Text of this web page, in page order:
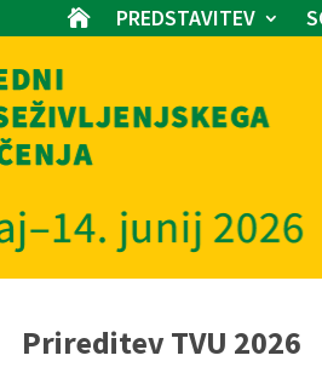
 PREDSTAVITEV
Prireditev TVU 2026